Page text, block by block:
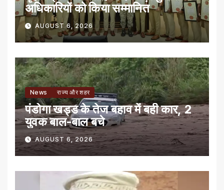
अधिकारियों को किया सम्मानित
AUGUST 6, 2026
News राज्य और शहर
पंडोगा खड्ड के तेज बहाव में बही कार, 2
युवक बाल-बाल बचे
AUGUST 6, 2026